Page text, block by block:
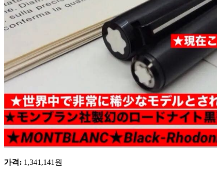
가격: 1,341,141 원